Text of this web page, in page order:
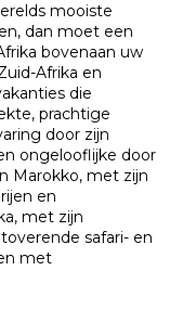
mooiste
dan moet een
bovenaan uw
Afrika en
die
prachtige
door zijn
ongelooflijke door
Marokko, met zijn
en
met zijn
safari- en
met